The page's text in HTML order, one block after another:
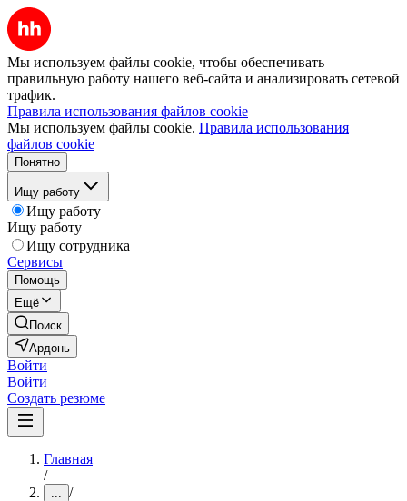
Мы используем файлы cookie, чтобы обеспечивать
правильную работу нашего веб-сайта и анализировать сетевой
трафик.
Правила использования файлов cookie
Мы используем файлы cookie. Правила использования
файлов cookie
Понятно
Ищу работу
Ищу работу
Ищу работу
Ищу сотрудника
Сервисы
Помощь
Ещё
Поиск
Ардонь
Войти
Войти
Создать резюме
Главная
/
... /